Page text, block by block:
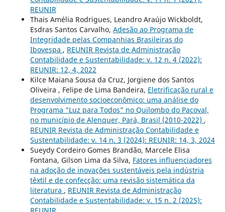
REUNIR
Thais Amélia Rodrigues, Leandro Araújo Wickboldt,
Esdras Santos Carvalho, Adesão ao Programa de
Integridade pelas Companhias Brasileiras do
Ibovespa , REUNIR Revista de Administração
Contabilidade e Sustentabilidade: v. 12 n. 4 (2022):
REUNIR: 12, 4, 2022
Kilce Maiana Sousa da Cruz, Jorgiene dos Santos
Oliveira , Felipe de Lima Bandeira, Eletrificação rural e
desenvolvimento socioeconômico: uma análise do
Programa “Luz para Todos” no Quilombo do Pacoval,
no município de Alenquer, Pará, Brasil (2010-2022) ,
REUNIR Revista de Administração Contabilidade e
Sustentabilidade: v. 14 n. 3 (2024): REUNIR: 14, 3, 2024
Sueydy Cordeiro Gomes Brandão, Marcele Elisa
Fontana, Gilson Lima da Silva, Fatores influenciadores
na adoção de inovações sustentáveis pela indústria
têxtil e de confecção: uma revisão sistemática da
literatura , REUNIR Revista de Administração
Contabilidade e Sustentabilidade: v. 15 n. 2 (2025):